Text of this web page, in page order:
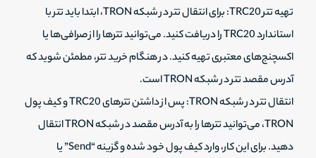
تهیه تتر TRC20: برای انتقال تتر در شبکه TRON، ابتدا باید تتر با
استاندارد TRC20 را دریافت کنید. می‌توانید تترها را از صرافی‌ها یا
اکسچنج‌های معتبری تهیه کنید. در هنگام خرید تتر، مطمئن شوید که
آدرس مقصد تتر در شبکه TRON است.
انتقال تتر در شبکه TRON: پس از داشتن تترهای TRC20 و کیف پول
TRON، می‌توانید تترها را به آدرس مقصد در شبکه TRON انتقال
دهید. برای این کار، وارد کیف پول خود شده و گزینه “Send” یا